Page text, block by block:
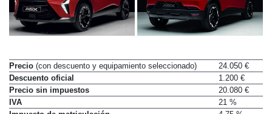
Precio (con descuento y equipamiento seleccionado)
24.050 €
Descuento oficial
1.200 €
Precio sin impuestos
20.080 €
IVA
21 %